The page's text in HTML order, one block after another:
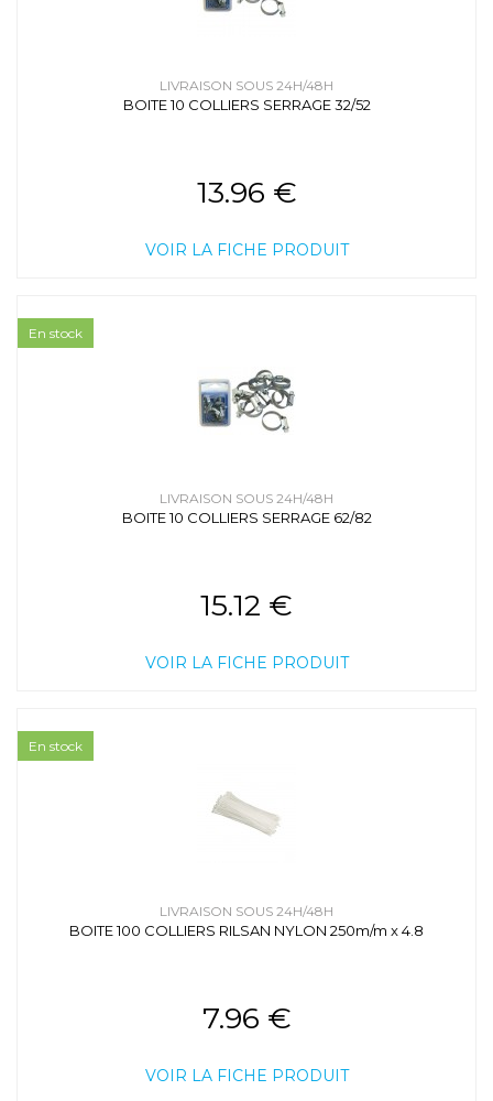
LIVRAISON SOUS 24H/48H
BOITE 10 COLLIERS SERRAGE 32/52
13.96 €
VOIR LA FICHE PRODUIT
LIVRAISON SOUS 24H/48H
BOITE 10 COLLIERS SERRAGE 62/82
15.12 €
VOIR LA FICHE PRODUIT
En stock
LIVRAISON SOUS 24H/48H
BOITE 100 COLLIERS RILSAN NYLON 250m/m x 4.8
7.96 €
VOIR LA FICHE PRODUIT
En stock